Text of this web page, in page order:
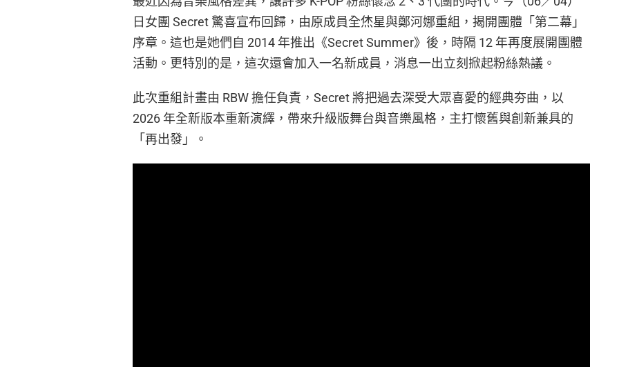
日女團 Secret 驚喜宣布回歸，由原成員全烋星與鄭河娜重組，揭開團體「第二幕」
序章。這也是她們自 2014 年推出《Secret Summer》後，時隔 12 年再度展開團體
活動。更特別的是，這次還會加入一名新成員，消息一出立刻掀起粉絲熱議。
此次重組計畫由 RBW 擔任負責，Secret 將把過去深受大眾喜愛的經典夯曲，以
2026 年全新版本重新演繹，帶來升級版舞台與音樂風格，主打懷舊與創新兼具的
「再出發」。